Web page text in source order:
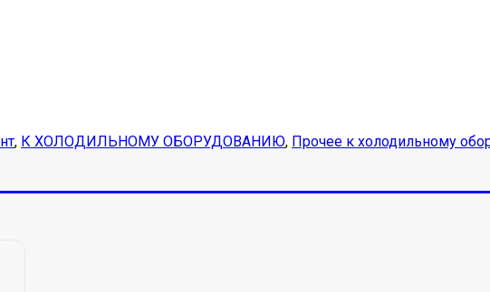
, К ХОЛОДИЛЬНОМУ ОБОРУДОВАНИЮ, Прочее к холодильному